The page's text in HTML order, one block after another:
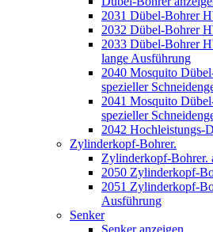
2031 Dübel-Bohrer
2032 Dübel-Bohrer
2033 Dübel-Bohrer
lange Ausführung
2040 Mosquito
spezieller
2041 Mosquito
spezieller
2042
Zylinderkopf-Bohrer.
Zylinderkopf-Bohrer.
2050 Zylinderkopf-
2051 Zylinderkopf-
Ausführung
Senker
Senker anzeigen